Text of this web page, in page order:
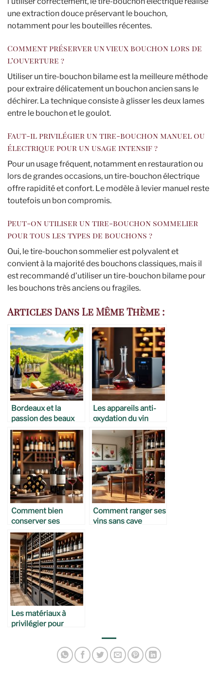
une extraction douce préservant le bouchon,
notamment pour les bouteilles récentes.
Comment préserver un vieux bouchon lors de
l’ouverture ?
Utiliser un tire-bouchon bilame est la meilleure méthode
pour extraire délicatement un bouchon ancien sans le
déchirer. La technique consiste à glisser les deux lames
entre le bouchon et le goulot.
Faut-il privilégier un tire-bouchon manuel ou
électrique pour un usage intensif ?
Pour un usage fréquent, notamment en restauration ou
lors de grandes occasions, un tire-bouchon électrique
offre rapidité et confort. Le modèle à levier manuel reste
toutefois un bon compromis.
Peut-on utiliser un tire-bouchon sommelier
pour tous les types de bouchons ?
Oui, le tire-bouchon sommelier est polyvalent et
convient à la majorité des bouchons classiques, mais il
est recommandé d’utiliser un tire-bouchon bilame pour
les bouchons très anciens ou fragiles.
Articles Dans Le Même Thème :
Bordeaux et la
passion des beaux
objets autour du vin
Les appareils anti-
oxydation du vin
Comment bien
conserver ses
bouteilles ouvertes
Comment ranger ses
vins sans cave
Les matériaux à
privilégier pour